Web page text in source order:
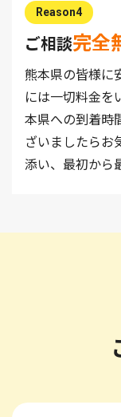
Reason4
ご相談完全
熊本県の皆様に
には一切料金を
本県への到着時
ざいましたらお
添い、最初から